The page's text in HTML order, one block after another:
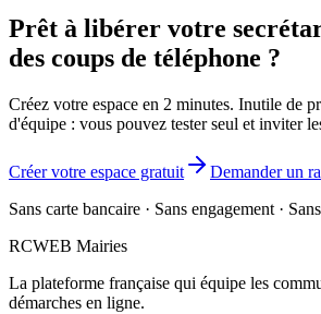
Prêt à libérer votre
des coups de téléphone ?
Créez votre espace en 2 minutes. Inutile de
d'équipe : vous pouvez tester seul et inviter
Créer votre espace gratuit
Demander un
Sans carte bancaire · Sans engagement ·
RCWEB Mairies
La plateforme française qui équipe les
démarches en ligne.